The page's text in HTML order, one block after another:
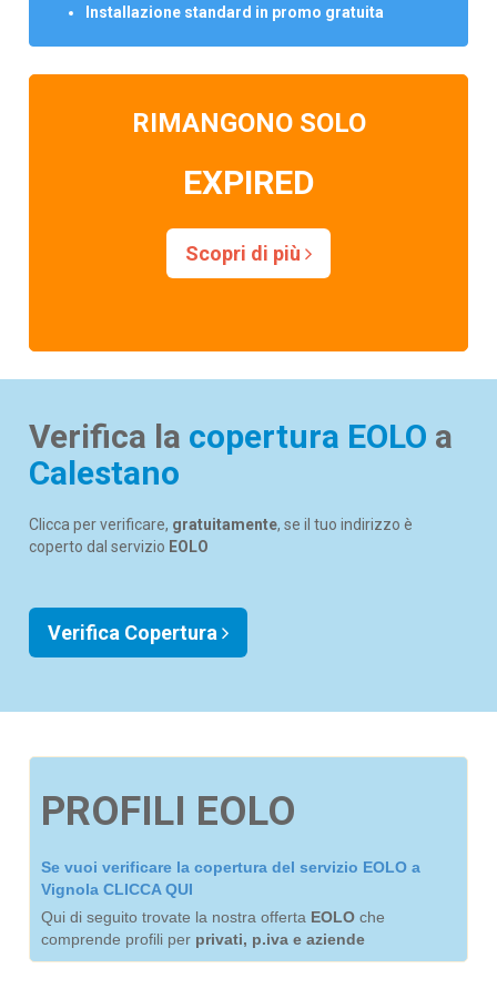
Installazione standard in promo gratuita
RIMANGONO SOLO
EXPIRED
Scopri di più
Verifica la copertura EOLO a
Calestano
Clicca per verificare, gratuitamente, se il tuo indirizzo è
coperto dal servizio EOLO
Verifica Copertura
PROFILI EOLO
Se vuoi verificare la copertura del servizio EOLO a
Vignola CLICCA QUI
Qui di seguito trovate la nostra offerta EOLO che
comprende profili per privati, p.iva e aziende